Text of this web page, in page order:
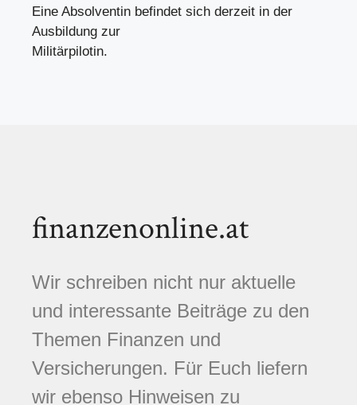
Eine Absolventin befindet sich derzeit in der
Ausbildung zur
Militärpilotin.
finanzenonline.at
Wir schreiben nicht nur aktuelle
und interessante Beiträge zu den
Themen Finanzen und
Versicherungen. Für Euch liefern
wir ebenso Hinweisen zu